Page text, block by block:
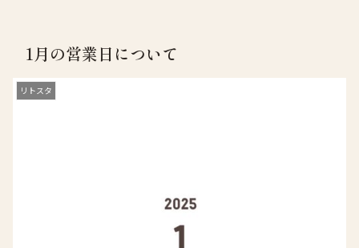
1月の営業日について
リトスタ